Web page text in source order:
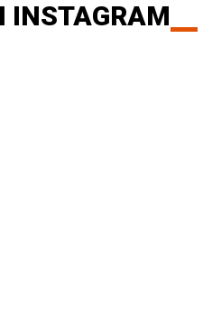
INSTAGRAM